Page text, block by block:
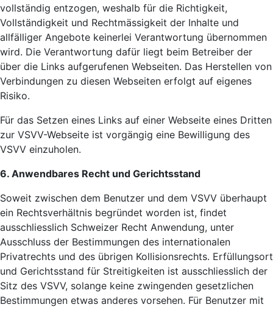
vollständig entzogen, weshalb für die Richtigkeit,
Vollständigkeit und Rechtmässigkeit der Inhalte und
allfälliger Angebote keinerlei Verantwortung übernommen
wird. Die Verantwortung dafür liegt beim Betreiber der
über die Links aufgerufenen Webseiten. Das Herstellen von
Verbindungen zu diesen Webseiten erfolgt auf eigenes
Risiko.
Für das Setzen eines Links auf einer Webseite eines Dritten
zur VSVV-Webseite ist vorgängig eine Bewilligung des
VSVV einzuholen.
6. Anwendbares Recht und Gerichtsstand
Soweit zwischen dem Benutzer und dem VSVV überhaupt
ein Rechtsverhältnis begründet worden ist, findet
ausschliesslich Schweizer Recht Anwendung, unter
Ausschluss der Bestimmungen des internationalen
Privatrechts und des übrigen Kollisionsrechts. Erfüllungsort
und Gerichtsstand für Streitigkeiten ist ausschliesslich der
Sitz des VSVV, solange keine zwingenden gesetzlichen
Bestimmungen etwas anderes vorsehen. Für Benutzer mit